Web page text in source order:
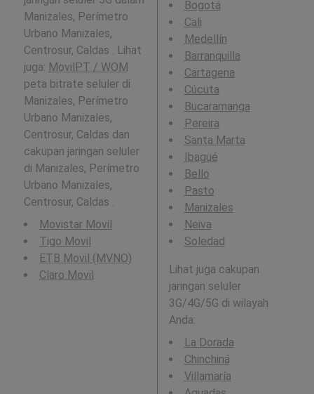
Manizales, Perímetro
Urbano Manizales,
Centrosur, Caldas . Lihat
juga: MovilPT / WOM
peta bitrate seluler di
Manizales, Perímetro
Urbano Manizales,
Centrosur, Caldas dan
cakupan jaringan seluler
di Manizales, Perímetro
Urbano Manizales,
Centrosur, Caldas .
Movistar Movil
Tigo Movil
ETB Movil (MVNO)
Claro Movil
Bogotá
Cali
Medellín
Barranquilla
Cartagena
Cúcuta
Bucaramanga
Pereira
Santa Marta
Ibagué
Bello
Pasto
Manizales
Neiva
Soledad
Lihat juga cakupan
jaringan seluler
3G/4G/5G di wilayah
Anda:
La Dorada
Chinchiná
Villamaría